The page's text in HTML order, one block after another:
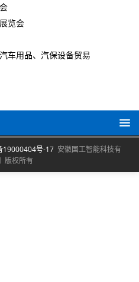
览会
车用品、汽保设备贸易
19000404号-17 安徽国工智能科技有
版权所有